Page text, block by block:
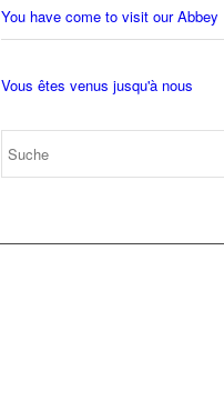
You have come to visit our Abbey
Vous êtes venus jusqu'à nous